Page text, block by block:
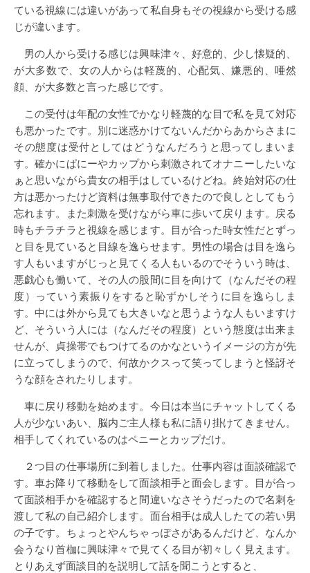
ている視線には違いがあって私自身もその視線から受ける感
じが違います。
男の人から受ける感じは興味津々、好意的、少し懐疑的、
が大多数で、女の人からは軽蔑的、心配気、嫌悪的、唖然
顔、が大多数と言った感じです。
この受付は年配の女性でかなり軽蔑的な目で私を見て対応
も悪かったです。別に迷惑かけてないんだからあからさまに
その態度は受付としてはどうなんだろうと思ってしまいま
す。確かにぱにーやカップから刺激されてオナニーしたいな
ぁと思いながら貴女の相手はしているけどね。終始対応の仕
方は悪かったけど資料は無事取付できたので良しとしてもう
忘れます。また刺激を受けながら車に歩いて戻ります。戻る
時もチラチラと視線を感じます。目が合った時女性だとずっ
と目を見ていると目線を逸らせます。男性の場合は目を逸ら
す人もいますがじっと見てくる人もいるのでそういう時は、
悪戯心も働いて、その人の股間に目を向けて（なんだその程
度）っていう素振りをすると恥ずかしそうに目を逸らしま
す。中には外から見ても大きいなと思うような人もいますけ
ど、そういう人には（なんだその程度）という態度は出来ま
せんが、貞操帯でもつけてるのかなというイメージの方が先
に立ってしまうので、何故かクスって笑ってしまうと怪訝そ
うな顔をされたりします。
車に戻り移動を始めます。今日は本当にチャットしてくる
人が少ないあい、脳内ご主人様も私に語り掛けてきません。
相手してくれているのはペニーとカップだけ。
２つ目の仕事場所に到着しました。仕事内容は面談確認で
す。車お降りて移動をして面談相手と面会します。目が合っ
て面談相手かを確認すると間違いなさそうだったので名刺を
渡して私の自己紹介します。面台相手は成人したての若い男
の子です。ちょっとやんちゃっぽさがあるんだけど、なんか
会うなり首枷に興味津々で見てくる目が初々しく見えます。
とりあえず面談目的を説明して話を聞こうとすると、